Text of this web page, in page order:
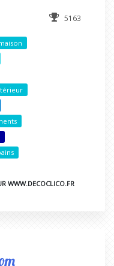
5163
WWW.DECOCLICO.FR